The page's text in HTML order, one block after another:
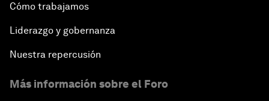
Cómo trabajamos
Liderazgo y gobernanza
Nuestra repercusión
Más información sobre el Foro